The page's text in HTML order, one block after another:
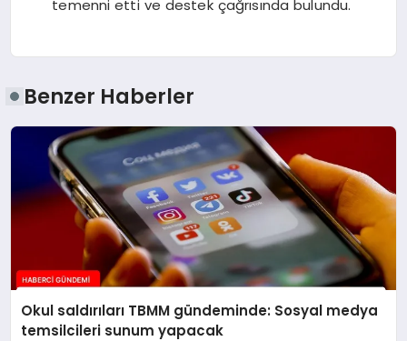
temenni etti ve destek çağrısında bulundu.
Benzer Haberler
Okul saldırıları TBMM gündeminde: Sosyal medya
temsilcileri sunum yapacak